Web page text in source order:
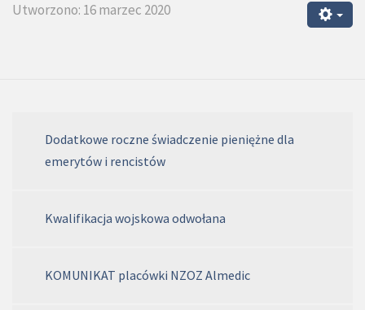
Utworzono: 16 marzec 2020
Dodatkowe roczne świadczenie pieniężne dla
emerytów i rencistów
Kwalifikacja wojskowa odwołana
KOMUNIKAT placówki NZOZ Almedic